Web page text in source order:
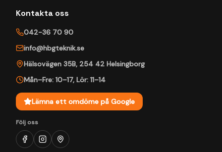
Kontakta oss
042-36 70 90
info@hbgteknik.se
Hälsovägen 35B, 254 42 Helsingborg
Mån–Fre: 10–17, Lör: 11–14
Lämna ett omdöme på Google
Följ oss